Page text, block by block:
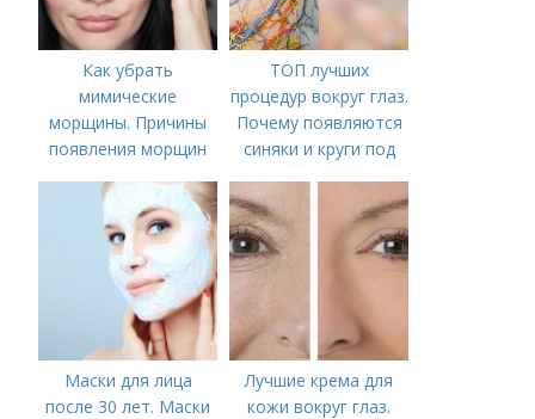
Как убрать
мимические
морщины. Причины
появления морщин
ТОП лучших
процедур вокруг глаз.
Почему появляются
синяки и круги под
Маски для лица
после 30 лет. Маски
Лучшие крема для
кожи вокруг глаз.